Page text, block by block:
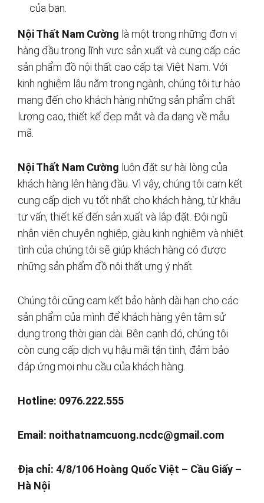
của bạn.
Nội Thất Nam Cường là một trong những đơn vị
hàng đầu trong lĩnh vực sản xuất và cung cấp các
sản phẩm đồ nội thất cao cấp tại Việt Nam. Với
kinh nghiệm lâu năm trong ngành, chúng tôi tự hào
mang đến cho khách hàng những sản phẩm chất
lượng cao, thiết kế đẹp mắt và đa dạng về mẫu
mã.
Nội Thất Nam Cường luôn đặt sự hài lòng của
khách hàng lên hàng đầu. Vì vậy, chúng tôi cam kết
cung cấp dịch vụ tốt nhất cho khách hàng, từ khâu
tư vấn, thiết kế đến sản xuất và lắp đặt. Đội ngũ
nhân viên chuyên nghiệp, giàu kinh nghiệm và nhiệt
tình của chúng tôi sẽ giúp khách hàng có được
những sản phẩm đồ nội thất ưng ý nhất.
Chúng tôi cũng cam kết bảo hành dài hạn cho các
sản phẩm của mình để khách hàng yên tâm sử
dụng trong thời gian dài. Bên cạnh đó, chúng tôi
còn cung cấp dịch vụ hậu mãi tận tình, đảm bảo
đáp ứng mọi nhu cầu của khách hàng.
Hotline: 0976.222.555
Email: noithatnamcuong.ncdc@gmail.com
Địa chỉ: 4/8/106 Hoàng Quốc Việt – Cầu Giấy –
Hà Nội